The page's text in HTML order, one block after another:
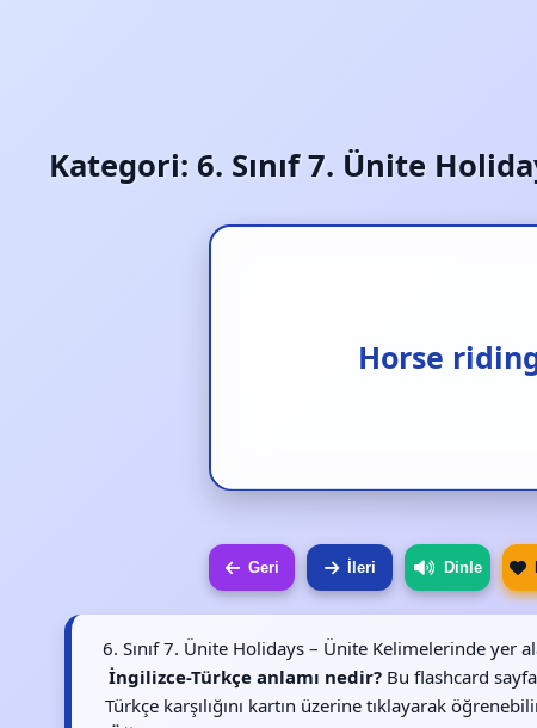
Kategori: 6. Sınıf 7. Ünite
Horse
Ata binme
Geri İleri Dinle
6. Sınıf 7. Ünite Holidays – Ünite Kelimelerinde yer
İngilizce-Türkçe anlamı nedir?Bu flashcard
Türkçe karşılığını kartın üzerine tıklayarak